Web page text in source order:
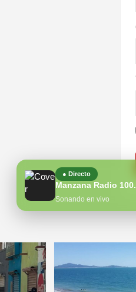
● Directo
Manzana Radio
Sonando en vivo